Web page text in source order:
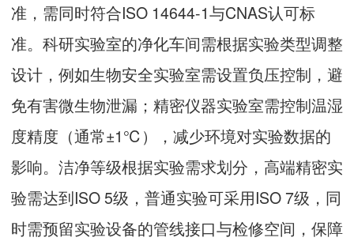
准，需同时符合ISO 14644-1与CNAS认可标
准。科研实验室的净化车间需根据实验类型调整
设计，例如生物安全实验室需设置负压控制，避
免有害微生物泄漏；精密仪器实验室需控制温湿
度精度（通常±1℃），减少环境对实验数据的
影响。洁净等级根据实验需求划分，高端精密实
验需达到ISO 5级，普通实验可采用ISO 7级，同
时需预留实验设备的管线接口与检修空间，保障